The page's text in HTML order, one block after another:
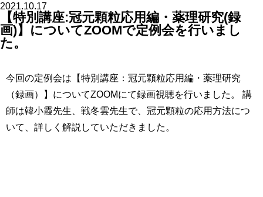
2021.10.17
【特別講座:冠元顆粒応用編・薬理研究(録
画)】についてZOOMで定例会を行いまし
た。
今回の定例会は【特別講座：冠元顆粒応用編・薬理研究
（録画）】についてZOOMにて録画視聴を行いました。 講
師は韓小霞先生、戦冬雲先生で、冠元顆粒の応用方法につ
いて、詳しく解説していただきました。